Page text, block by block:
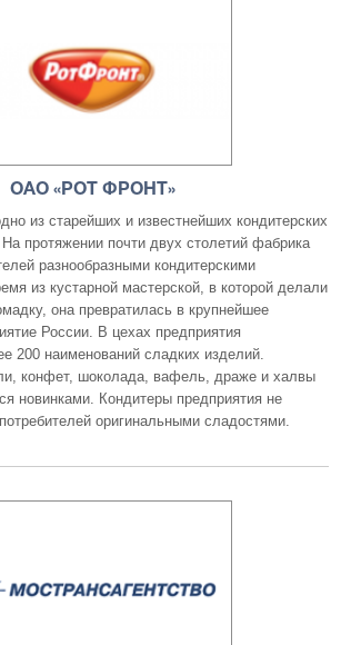
ОАО «РОТ ФРОНТ»
из старейших и известнейших кондитерских
протяжении почти двух столетий фабрика
разнообразными кондитерскими
из кустарной мастерской, в которой делали
она превратилась в крупнейшее
России. В цехах предприятия
200 наименований сладких изделий.
конфет, шоколада, вафель, драже и халвы
новинками. Кондитеры предприятия не
оригинальными сладостями.